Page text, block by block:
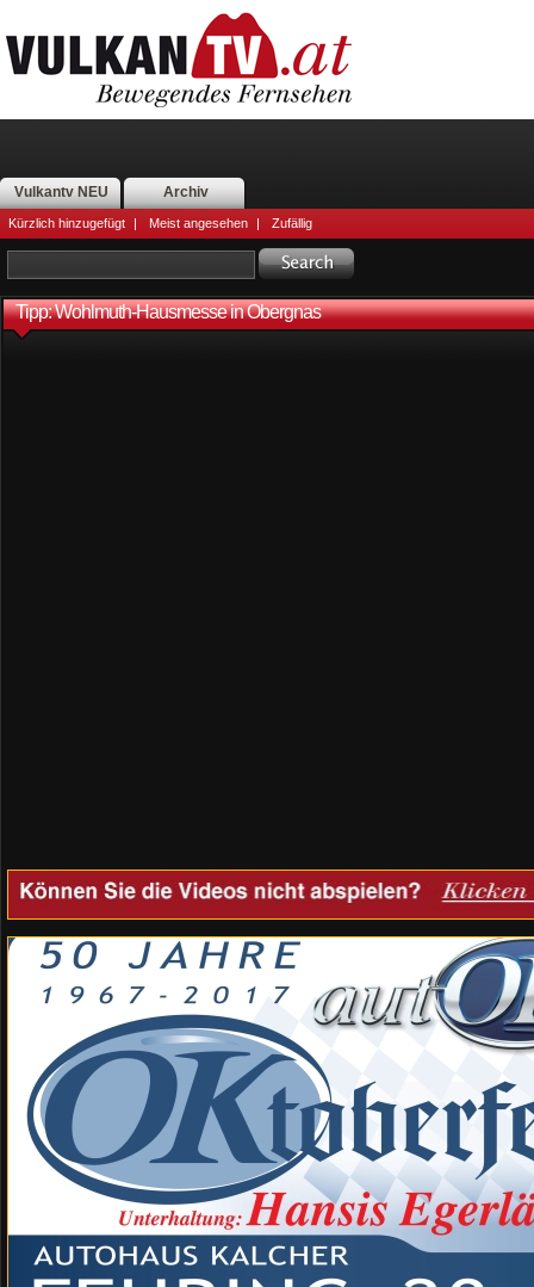
Vulkantv NEU Archiv
Kürzlich hinzugefügt | Meist angesehen | Zufällig
Tipp: Wohlmuth-Hausmesse in Obergnas